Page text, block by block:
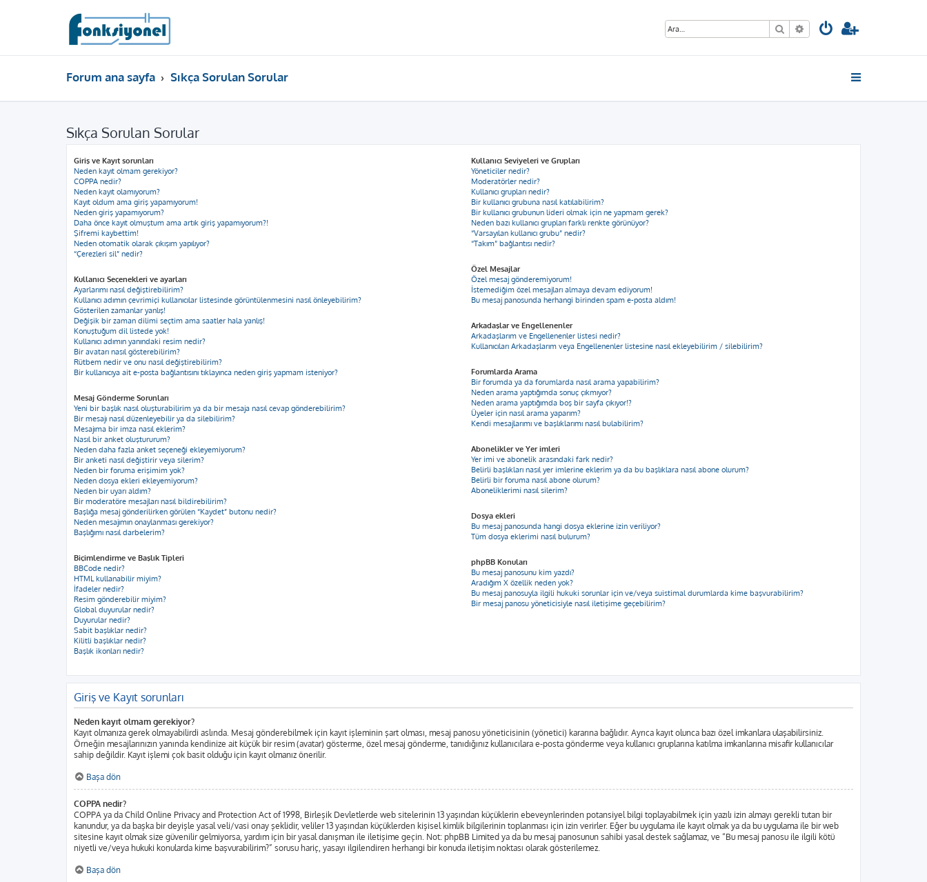
Ara Gelişmiş arama
Forum ana sayfa Sıkça Sorulan Sorular
Sıkça Sorulan Sorular
Giriş ve Kayıt sorunları
Neden kayıt olmam gerekiyor?
COPPA nedir?
Neden kayıt olamıyorum?
Kayıt oldum ama giriş yapamıyorum!
Neden giriş yapamıyorum?
Daha önce kayıt olmuştum ama artık giriş yapamıyorum?!
Şifremi kaybettim!
Neden otomatik olarak çıkışım yapılıyor?
“Çerezleri sil” nedir?
Kullanıcı Seçenekleri ve ayarları
Ayarlarımı nasıl değiştirebilirim?
Kullanıcı adımın çevrimiçi kullanıcılar listesinde görüntülenmesini nasıl önleyebilirim?
Gösterilen zamanlar yanlış!
Değişik bir zaman dilimi seçtim ama saatler hala yanlış!
Konuştuğum dil listede yok!
Kullanıcı adımın yanındaki resim nedir?
Bir avatarı nasıl gösterebilirim?
Rütbem nedir ve onu nasıl değiştirebilirim?
Bir kullanıcıya ait e-posta bağlantısını tıklayınca neden giriş yapmam isteniyor?
Mesaj Gönderme Sorunları
Yeni bir başlık nasıl oluşturabilirim ya da bir mesaja nasıl cevap gönderebilirim?
Bir mesajı nasıl düzenleyebilir ya da silebilirim?
Mesajıma bir imza nasıl eklerim?
Nasıl bir anket oluştururum?
Neden daha fazla anket seçeneği ekleyemiyorum?
Bir anketi nasıl değiştirir veya silerim?
Neden bir foruma erişimim yok?
Neden dosya ekleri ekleyemiyorum?
Neden bir uyarı aldım?
Bir moderatöre mesajları nasıl bildirebilirim?
Başlığa mesaj gönderilirken görülen “Kaydet” butonu nedir?
Neden mesajımın onaylanması gerekiyor?
Başlığımı nasıl darbelerim?
Biçimlendirme ve Başlık Tipleri
BBCode nedir?
HTML kullanabilir miyim?
İfadeler nedir?
Resim gönderebilir miyim?
Global duyurular nedir?
Duyurular nedir?
Sabit başlıklar nedir?
Kilitli başlıklar nedir?
Başlık ikonları nedir?
Kullanıcı Seviyeleri ve Grupları
Yöneticiler nedir?
Moderatörler nedir?
Kullanıcı grupları nedir?
Bir kullanıcı grubuna nasıl katılabilirim?
Bir kullanıcı grubunun lideri olmak için ne yapmam gerek?
Neden bazı kullanıcı grupları farklı renkte görünüyor?
“Varsayılan kullanıcı grubu” nedir?
“Takım” bağlantısı nedir?
Özel Mesajlar
Özel mesaj gönderemiyorum!
İstemediğim özel mesajları almaya devam ediyorum!
Bu mesaj panosunda herhangi birinden spam e-posta aldım!
Arkadaşlar ve Engellenenler
Arkadaşlarım ve Engellenenler listesi nedir?
Kullanıcıları Arkadaşlarım veya Engellenenler listesine nasıl ekleyebilirim / silebilirim?
Forumlarda Arama
Bir forumda ya da forumlarda nasıl arama yapabilirim?
Neden arama yaptığımda sonuç çıkmıyor?
Neden arama yaptığımda boş bir sayfa çıkıyor!?
Üyeler için nasıl arama yaparım?
Kendi mesajlarımı ve başlıklarımı nasıl bulabilirim?
Abonelikler ve Yer imleri
Yer imi ve abonelik arasındaki fark nedir?
Belirli başlıkları nasıl yer imlerine eklerim ya da bu başlıklara nasıl abone olurum?
Belirli bir foruma nasıl abone olurum?
Aboneliklerimi nasıl silerim?
Dosya ekleri
Bu mesaj panosunda hangi dosya eklerine izin veriliyor?
Tüm dosya eklerimi nasıl bulurum?
phpBB Konuları
Bu mesaj panosunu kim yazdı?
Aradığım X özellik neden yok?
Bu mesaj panosuyla ilgili hukuki sorunlar için ve/veya suistimal durumlarda kime başvurabilirim?
Bir mesaj panosu yöneticisiyle nasıl iletişime geçebilirim?
Giriş ve Kayıt sorunları
Neden kayıt olmam gerekiyor?
Kayıt olmanıza gerek olmayabilirdi aslında. Mesaj gönderebilmek için kayıt işleminin şart olması, mesaj panosu yöneticisinin (yönetici) kararına bağlıdır. Ayrıca kayıt olunca bazı özel imkanlara ulaşabilirsiniz.
Örneğin mesajlarınızın yanında kendinize ait küçük bir resim (avatar) gösterme, özel mesaj gönderme, tanıdığınız kullanıcılara e-posta gönderme veya kullanıcı gruplarına katılma imkanlarına misafir kullanıcılar
sahip değildir. Kayıt işlemi çok basit olduğu için kayıt olmanız önerilir.
Başa dön
COPPA nedir?
COPPA ya da Child Online Privacy and Protection Act of 1998, Birleşik Devletlerde web sitelerinin 13 yaşından küçüklerin ebeveynlerinden potansiyel bilgi toplayabilmek için yazılı izin almayı gerekli tutan bir
kanundur, ya da başka bir deyişle yasal veli/vasi onay şeklidir, veliler 13 yaşından küçüklerden kişisel kimlik bilgilerinin toplanması için izin verirler. Eğer bu uygulama ile kayıt olmak ya da bu uygulama ile bir web
sitesine kayıt olmak size güvenilir gelmiyorsa, yardım için bir yasal danışman ile iletişime geçin. Not: phpBB Limited ya da bu mesaj panosunun sahibi yasal destek sağlamaz, ve “Bu mesaj panosu ile ilgili kötü
niyetli ve/veya hukuki konularda kime başvurabilirim?” sorusu hariç, yasayı ilgilendiren herhangi bir konuda iletişim noktası olarak gösterilemez.
Başa dön